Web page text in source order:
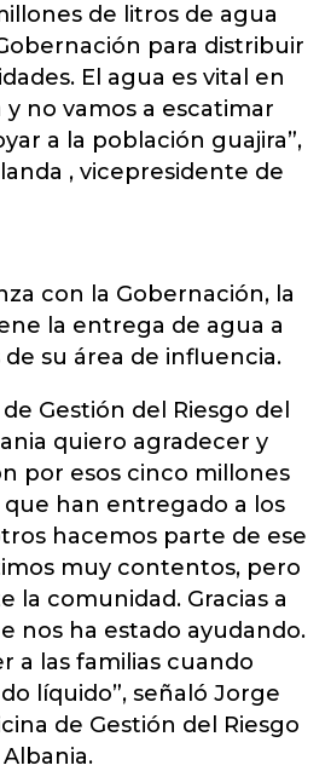
de litros de agua
para distribuir
El agua es vital en
no vamos a escatimar
a la población guajira”,
, vicepresidente de
con la Gobernación, la
la entrega de agua a
de su área de influencia.
Gestión del Riesgo del
quiero agradecer y
por esos cinco millones
han entregado a los
hacemos parte de ese
muy contentos, pero
la comunidad. Gracias a
nos ha estado ayudando.
a las familias cuando
líquido”, señaló Jorge
de Gestión del Riesgo